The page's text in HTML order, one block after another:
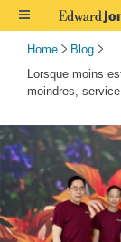
Toggle
Home
Blog
Lorsque moins
moindres,